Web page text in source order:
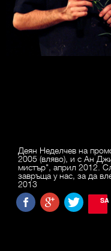
Деян Неделчев на
2005 (вляво), и с Ан
мистър", април 2012.
завръща у нас, за да
2013